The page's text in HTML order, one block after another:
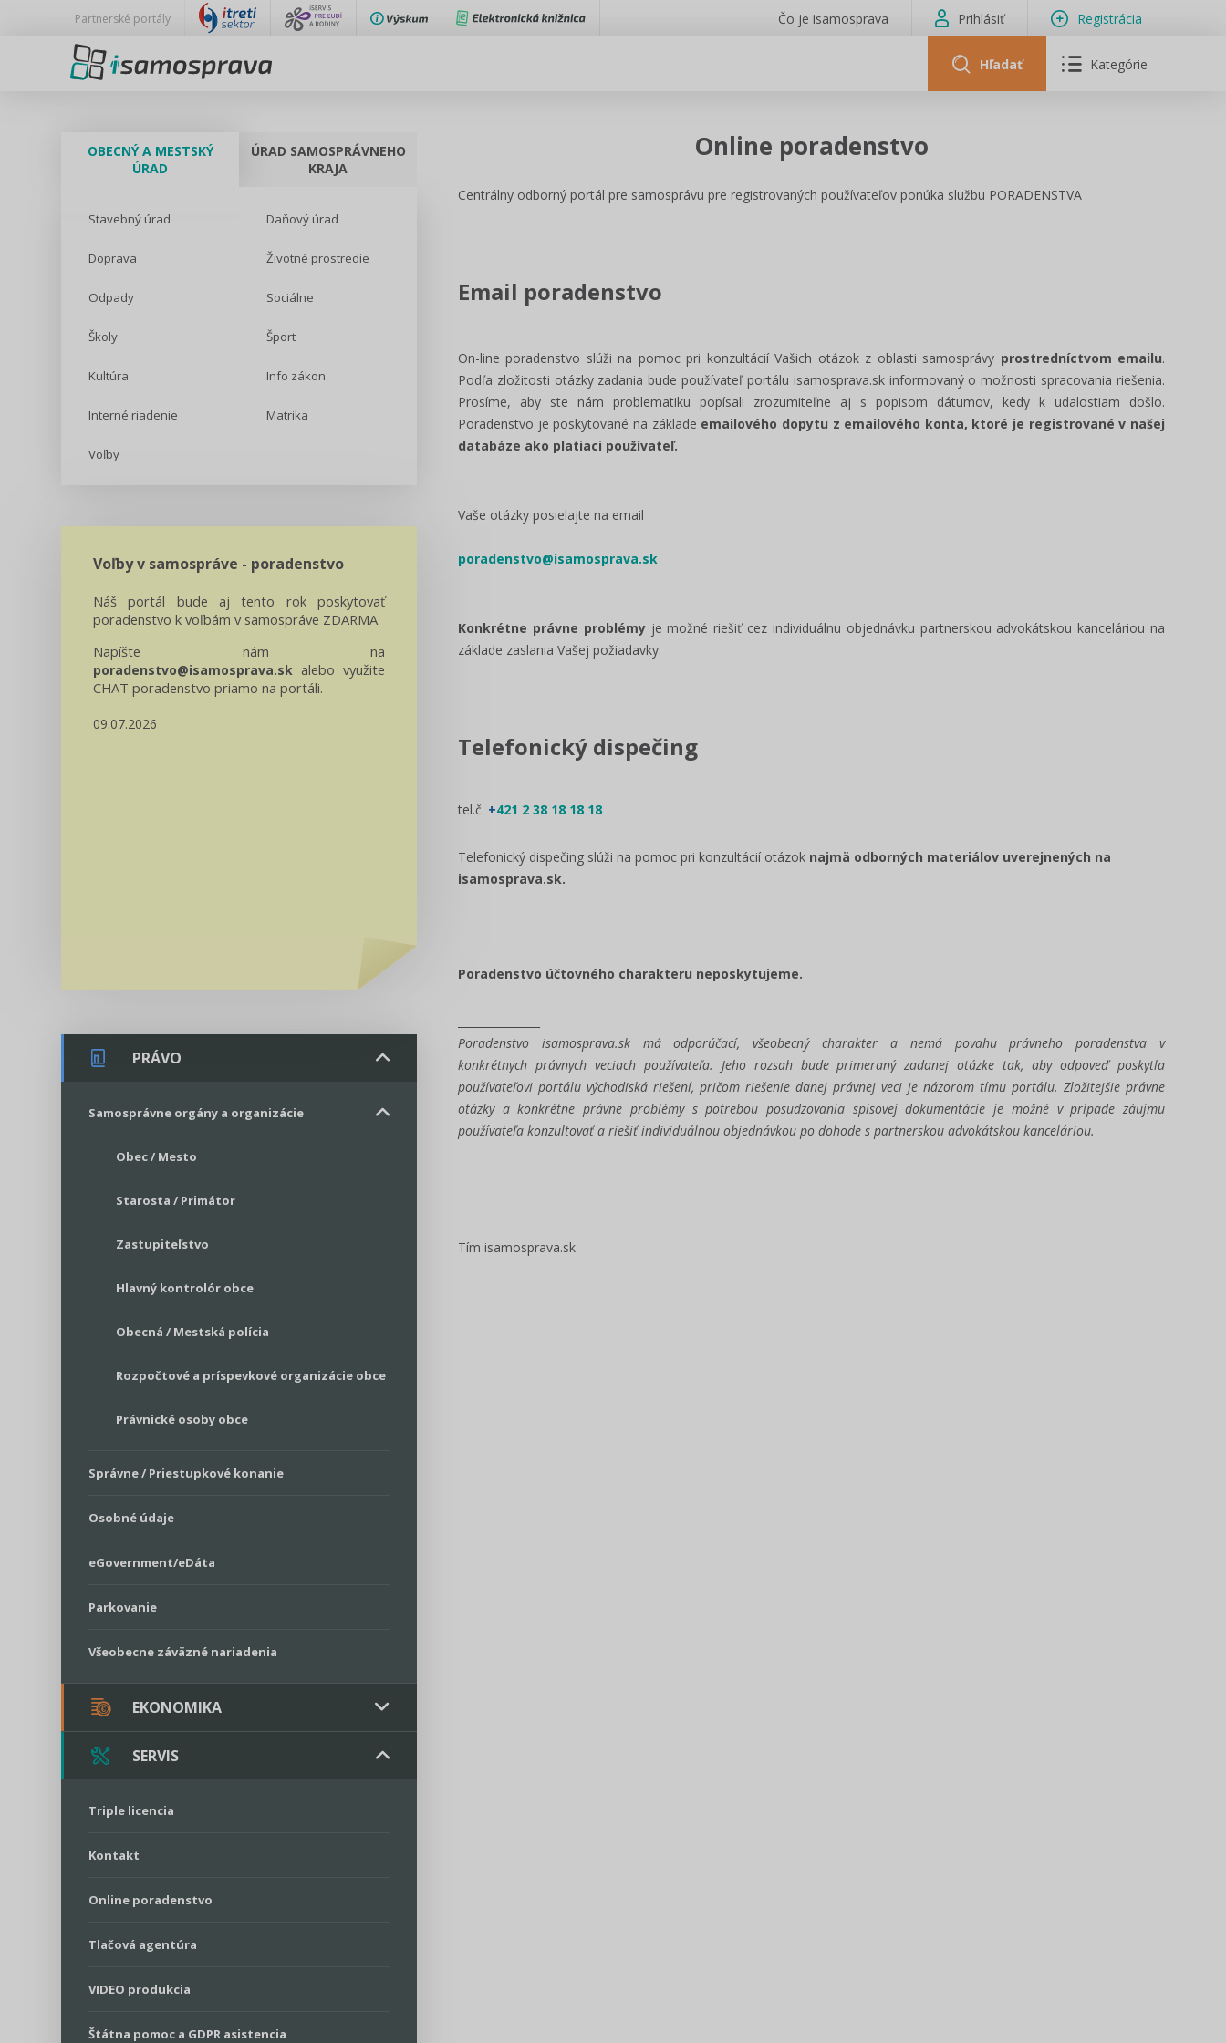
Partnerské portály Čo je isamosprava Prihlásiť Registrácia
Hľadať Kategórie
OBECNÝ A MESTSKÝ
ÚRAD
ÚRAD SAMOSPRÁVNEHO
KRAJA
Stavebný úrad Daňový úrad
Doprava Životné prostredie
Odpady Sociálne
Školy Šport
Kultúra Info zákon
Interné riadenie Matrika
Voľby
Voľby v samospráve - poradenstvo
Náš portál bude aj tento rok poskytovať
poradenstvo k voľbám v samospráve ZDARMA.
Napíšte nám na
poradenstvo@isamosprava.sk alebo využite
CHAT poradenstvo priamo na portáli.
09.07.2026
PRÁVO
Samosprávne orgány a organizácie
Obec / Mesto
Starosta / Primátor
Zastupiteľstvo
Hlavný kontrolór obce
Obecná / Mestská polícia
Rozpočtové a príspevkové organizácie obce
Právnické osoby obce
Správne / Priestupkové konanie
Osobné údaje
eGovernment/eDáta
Parkovanie
Všeobecne záväzné nariadenia
EKONOMIKA
Verejné obstarávanie
Majetok / Rozpočet
Majetok
Rozpočet
Sociálne podniky
Štátna pomoc
SERVIS
Triple licencia
Kontakt
Online poradenstvo
Tlačová agentúra
VIDEO produkcia
Štátna pomoc a GDPR asistencia
Online poradenstvo
Centrálny odborný portál pre samosprávu pre registrovaných používateľov ponúka službu PORADENSTVA
Email poradenstvo
On-line poradenstvo slúži na pomoc pri konzultácií Vašich otázok z oblasti samosprávy prostredníctvom emailu.
Podľa zložitosti otázky zadania bude používateľ portálu isamosprava.sk informovaný o možnosti spracovania riešenia.
Prosíme, aby ste nám problematiku popísali zrozumiteľne aj s popisom dátumov, kedy k udalostiam došlo.
Poradenstvo je poskytované na základe emailového dopytu z emailového konta, ktoré je registrované v našej
databáze ako platiaci používateľ.
Vaše otázky posielajte na email
poradenstvo@isamosprava.sk
Konkrétne právne problémyje možné riešiť cez individuálnu objednávku partnerskou advokátskou kanceláriou na
základe zaslania Vašej požiadavky.
Telefonický dispečing
tel.č. +421 2 38 18 18 18
Telefonický dispečing slúži na pomoc pri konzultácií otázok najmä odborných materiálov uverejnených na
isamosprava.sk.
Poradenstvo účtovného charakteru neposkytujeme.
Poradenstvo isamosprava.sk má odporúčací, všeobecný charakter a nemá povahu právneho poradenstva v
konkrétnych právnych veciach používateľa. Jeho rozsah bude primeraný zadanej otázke tak, aby odpoveď poskytla
používateľovi portálu východiská riešení, pričom riešenie danej právnej veci je názorom tímu portálu. Zložitejšie právne
otázky a konkrétne právne problémy s potrebou posudzovania spisovej dokumentácie je možné v prípade záujmu
používateľa konzultovať a riešiť individuálnou objednávkou po dohode s partnerskou advokátskou kanceláriou.
Tím isamosprava.sk